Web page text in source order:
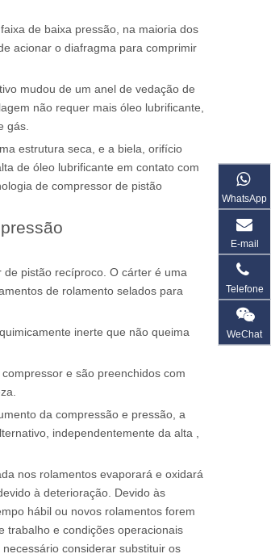
de baixa pressão, na maioria dos
acionar o diafragma para comprimir
mudou de um anel de vedação de
não requer mais óleo lubrificante,
gás.
estrutura seca, e a biela, orifício
de óleo lubrificante em contato com
de compressor de pistão
pistão recíproco. O cárter é uma
de rolamento selados para
inerte que não queima
e são preenchidos com
da compressão e pressão, a
independentemente da alta ,
nos rolamentos evaporará e oxidará
à deterioração. Devido às
hábil ou novos rolamentos forem
trabalho e condições operacionais
considerar substituir os
WhatsApp
E-mail
Telefone
WeChat